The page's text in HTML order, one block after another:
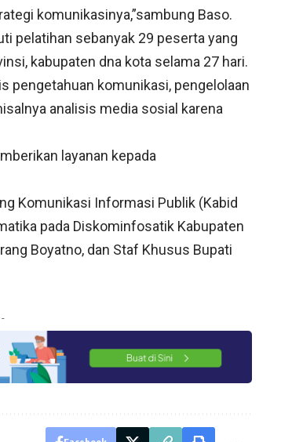
komunikasinya,”sambung Baso.
pelatihan sebanyak 29 peserta yang
kabupaten dna kota selama 27 hari.
pengetahuan komunikasi, pengelolaan
analisis media sosial karena
layanan kepada
Komunikasi Informasi Publik (Kabid
pada Diskominfosatik Kabupaten
Boyatno, dan Staf Khusus Bupati